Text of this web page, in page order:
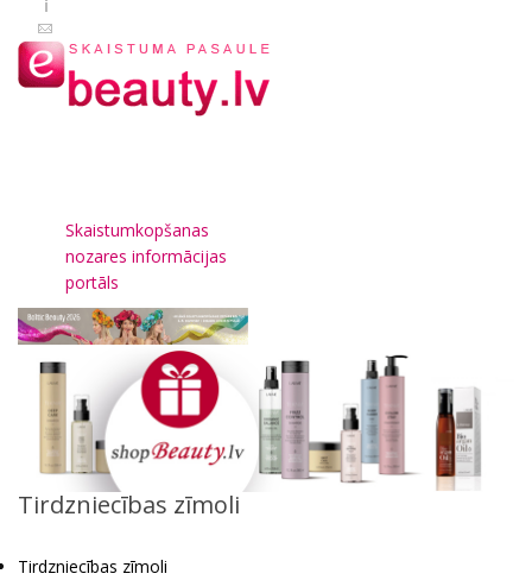
Skaistumkopšanas
nozares informācijas
portāls
Tirdzniecības zīmoli
Tirdzniecības zīmoli